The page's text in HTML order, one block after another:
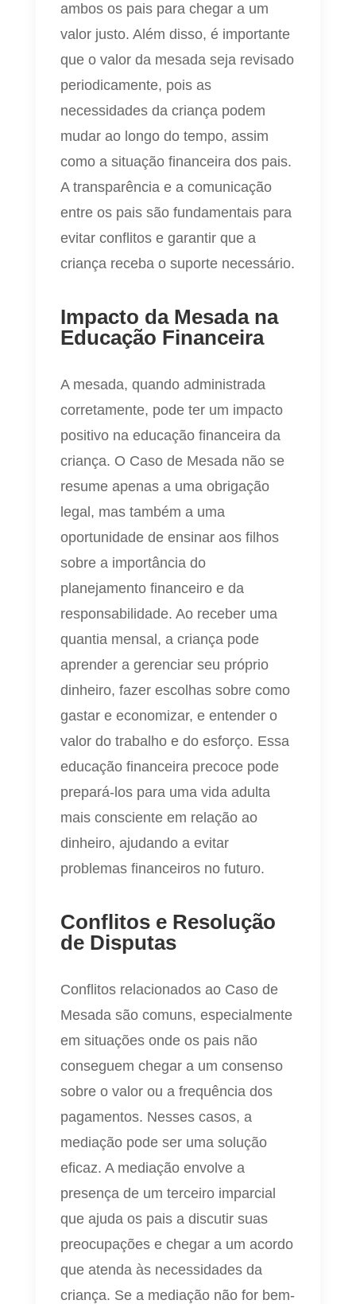
ambos os pais para chegar a um
valor justo. Além disso, é importante
que o valor da mesada seja revisado
periodicamente, pois as
necessidades da criança podem
mudar ao longo do tempo, assim
como a situação financeira dos pais.
A transparência e a comunicação
entre os pais são fundamentais para
evitar conflitos e garantir que a
criança receba o suporte necessário.
Impacto da Mesada na
Educação Financeira
A mesada, quando administrada
corretamente, pode ter um impacto
positivo na educação financeira da
criança. O Caso de Mesada não se
resume apenas a uma obrigação
legal, mas também a uma
oportunidade de ensinar aos filhos
sobre a importância do
planejamento financeiro e da
responsabilidade. Ao receber uma
quantia mensal, a criança pode
aprender a gerenciar seu próprio
dinheiro, fazer escolhas sobre como
gastar e economizar, e entender o
valor do trabalho e do esforço. Essa
educação financeira precoce pode
prepará-los para uma vida adulta
mais consciente em relação ao
dinheiro, ajudando a evitar
problemas financeiros no futuro.
Conflitos e Resolução
de Disputas
Conflitos relacionados ao Caso de
Mesada são comuns, especialmente
em situações onde os pais não
conseguem chegar a um consenso
sobre o valor ou a frequência dos
pagamentos. Nesses casos, a
mediação pode ser uma solução
eficaz. A mediação envolve a
presença de um terceiro imparcial
que ajuda os pais a discutir suas
preocupações e chegar a um acordo
que atenda às necessidades da
criança. Se a mediação não for bem-